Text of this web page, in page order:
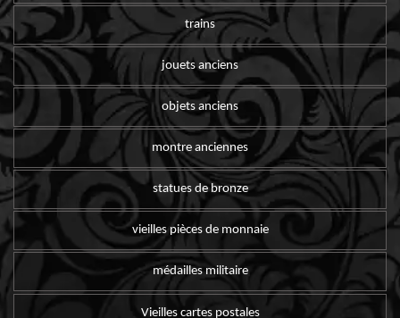
trains
jouets anciens
objets anciens
montre anciennes
statues de bronze
vieilles pièces de monnaie
médailles militaire
Vieilles cartes postales